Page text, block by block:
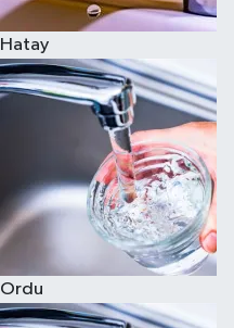
Hatay
Ordu